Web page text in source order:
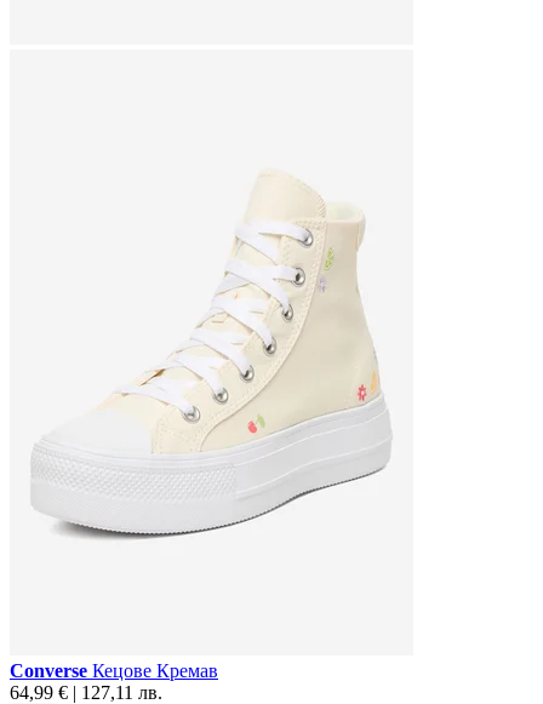
Converse Кецове Кремав
64,99 € | 127,11 лв.